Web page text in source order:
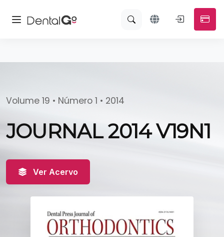
Volume 19 • Número 1 • 2014
JOURNAL 2014 V19N1
Ver Acervo